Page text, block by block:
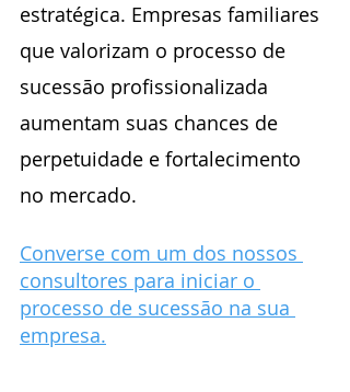
estratégica. Empresas familiares
que valorizam o processo de
sucessão profissionalizada
aumentam suas chances de
perpetuidade e fortalecimento
no mercado.
Converse com um dos nossos
consultores para iniciar o
processo de sucessão na sua
empresa.